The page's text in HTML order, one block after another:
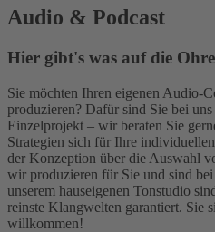
Audio & Podcast
Hier gibt's was auf die
Sie möchten Ihren eigenen Audio-
produzieren? Dafür sind Sie bei
Einzelprojekt – wir beraten Sie
Strategien sich für Ihre
der Konzeption über die Auswahl
wir produzieren für Sie und sind
unserem hauseigenen Tonstudio
reinste Klangwelten garantiert. Sie
willkommen!